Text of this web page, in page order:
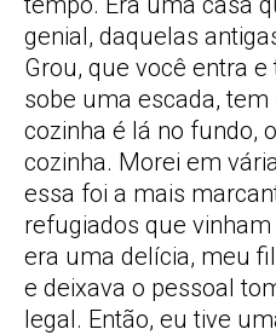
genial, daquelas
Grou, que você entra
sobe uma escada,
cozinha é lá no fundo,
cozinha. Morei em
essa foi a mais
refugiados que
era uma delícia, meu
e deixava o pessoal
legal. Então, eu tive